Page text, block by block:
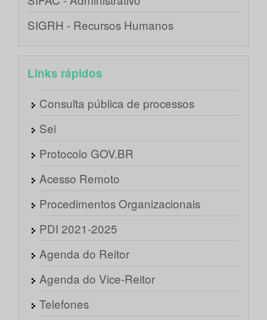
SIGRH - Recursos Humanos
Links rápidos
Consulta pública de processos
Sei
Protocolo GOV.BR
Acesso Remoto
Procedimentos Organizacionais
PDI 2021-2025
Agenda do Reitor
Agenda do Vice-Reitor
Telefones